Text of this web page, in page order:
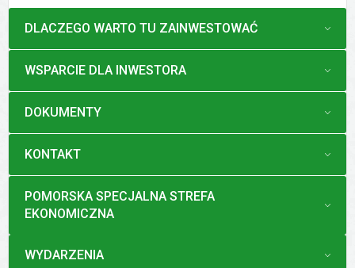
MENU
DLACZEGO WARTO TU ZAINWESTOWAĆ
MENU
WSPARCIE DLA INWESTORA
MENU
DOKUMENTY
MENU
KONTAKT
MENU
POMORSKA SPECJALNA STREFA
EKONOMICZNA
MENU
WYDARZENIA